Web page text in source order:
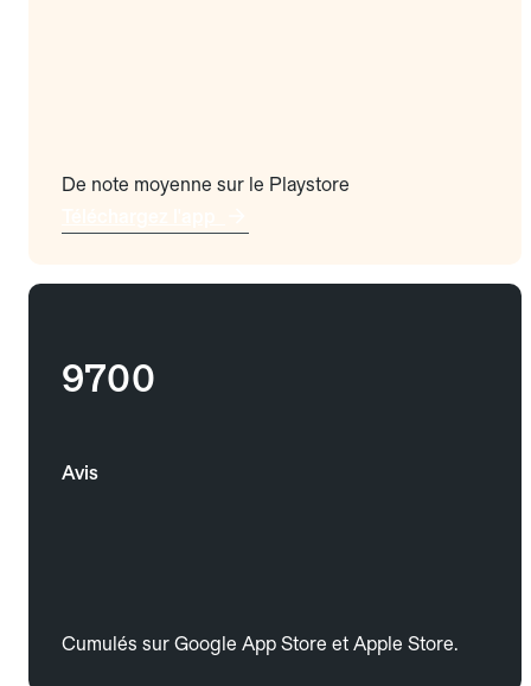
De note moyenne sur le Playstore
9700
Avis
Cumulés sur Google App Store et Apple Store.